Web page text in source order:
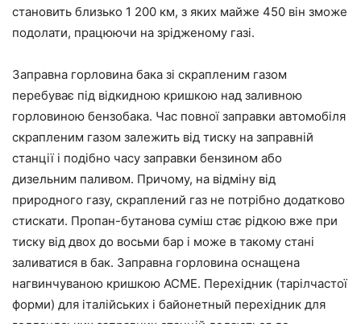
становить близько 1 200 км, з яких майже 450 він зможе
подолати, працюючи на зрідженому газі.
Заправна горловина бака зі скрапленим газом
перебуває під відкидною кришкою над заливною
горловиною бензобака. Час повної заправки автомобіля
скрапленим газом залежить від тиску на заправній
станції і подібно часу заправки бензином або
дизельним паливом. Причому, на відміну від
природного газу, скраплений газ не потрібно додатково
стискати. Пропан-бутанова суміш стає рідкою вже при
тиску від двох до восьми бар і може в такому стані
заливатися в бак. Заправна горловина оснащена
нагвинчуваною кришкою ACME. Перехідник (тарілчастої
форми) для італійських і байонетный перехідник для